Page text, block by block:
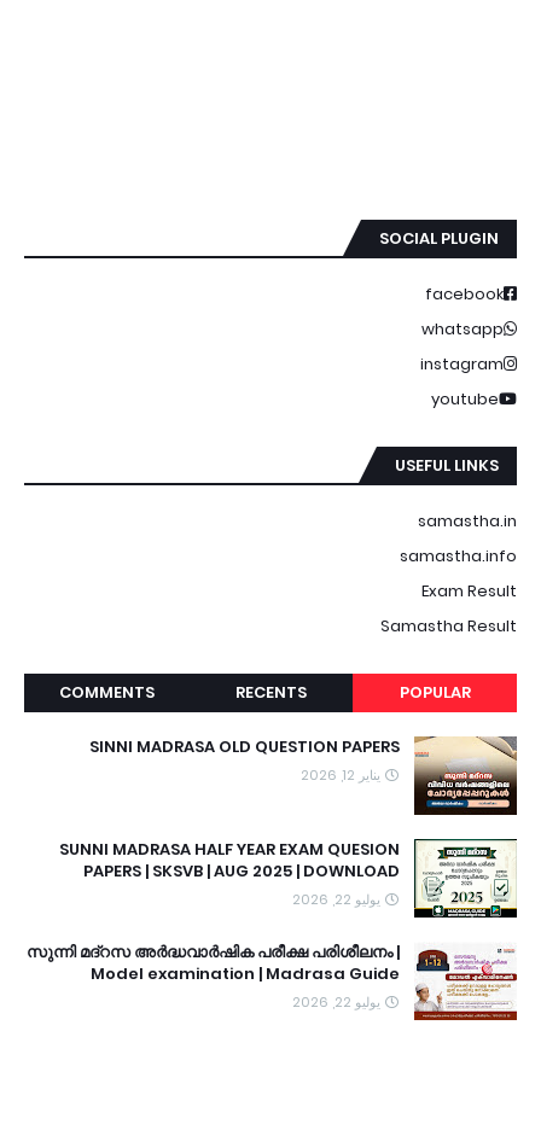
SOCIAL PLUGIN
facebook
whatsapp
instagram
youtube
USEFUL LINKS
samastha.in
samastha.info
Exam Result
Samastha Result
POPULAR
RECENTS
COMMENTS
SINNI MADRASA OLD QUESTION PAPERS
يناير 12, 2026
SUNNI MADRASA HALF YEAR EXAM QUESION
PAPERS | SKSVB | AUG 2025 | DOWNLOAD
يوليو 22, 2026
സുന്നി മദ്റസ അർദ്ധവാർഷിക പരീക്ഷ പരിശീലനം |
Model examination | Madrasa Guide
يوليو 22, 2026